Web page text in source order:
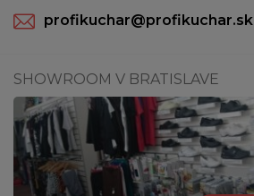
profikuchar@profikuchar.sk
SHOWROOM V BRATISLAVE